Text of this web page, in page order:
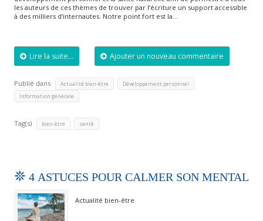
les auteurs de ces thèmes de trouver par l’écriture un support accessible
à des milliers d’internautes. Notre point fort est la…
Lire la suite... Ajouter un nouveau commentaire
Publié dans Actualité bien-être Développement personnel
Information générale
Tag(s) bien-être santé
4 ASTUCES POUR CALMER SON MENTAL
Actualité bien-être